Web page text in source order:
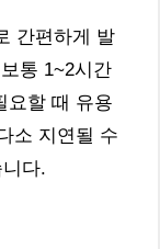
간편하게 발
통 1~2시간
요할 때 유용
소 지연될 수
다.